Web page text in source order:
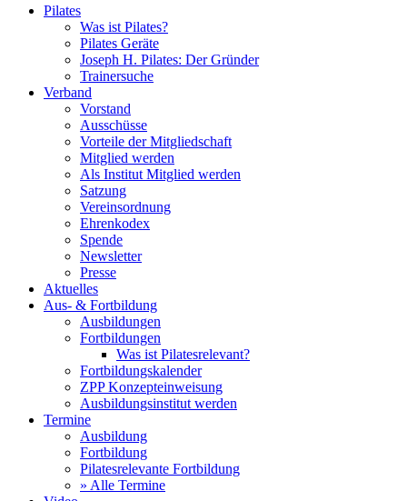
Close
Pilates
Was ist Pilates?
Pilates Geräte
Joseph H. Pilates: Der Gründer
Trainersuche
Verband
Vorstand
Ausschüsse
Vorteile der Mitgliedschaft
Mitglied werden
Als Institut Mitglied werden
Satzung
Vereinsordnung
Ehrenkodex
Spende
Newsletter
Presse
Aktuelles
Aus- & Fortbildung
Ausbildungen
Fortbildungen
Was ist Pilatesrelevant?
Fortbildungskalender
ZPP Konzepteinweisung
Ausbildungsinstitut werden
Termine
Ausbildung
Fortbildung
Pilatesrelevante Fortbildung
» Alle Termine